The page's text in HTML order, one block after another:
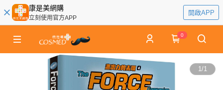
康是美網購
立刻使用官方APP
開啟APP
0
1/1